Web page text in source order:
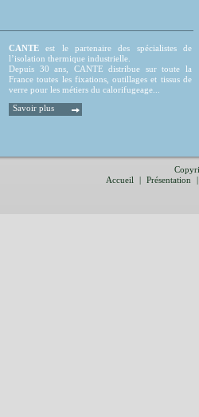
CANTE est le partenaire des spécialistes de
l’isolation thermique industrielle.
Depuis 30 ans, CANTE distribue sur toute la
France toutes les fixations, outillages et tissus de
verre pour les métiers du calorifugeage...
Savoir plus
Accueil
| Présentation